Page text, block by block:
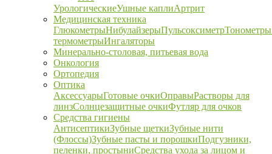
УрологическиеУшные каплиАртрит
Медицинская техника
ГлюкометрыНибулайзерыПульсоксиметрТонометры
термометрыИнгаляторы
Минерально-столовая, питьевая вода
Онкология
Ортопедия
Оптика
АксессуарыГотовые очкиОправыРастворы для
линзСолнцезащитные очкиФутляр для очков
Средства гигиены
АнтисептикиЗубные щеткиЗубные нити
(Флоссы)Зубные пасты и порошкиПодгузники,
пеленки, простыниСредства ухода за лицом и